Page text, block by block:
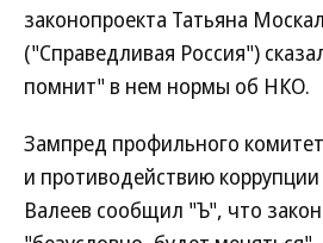
законопроекта Татьяна
("Справедливая Россия")
помнит" в нем нормы об НКО.
Зампред профильного
и противодействию
Валеев сообщил "Ъ", что